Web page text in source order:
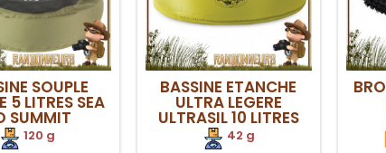
SOUPLE
5 LITRES SEA
SUMMIT
120 g
BASSINE ETANCHE
ULTRA LEGERE
ULTRASIL 10 LITRES
SEA TO SUMMIT
42 g